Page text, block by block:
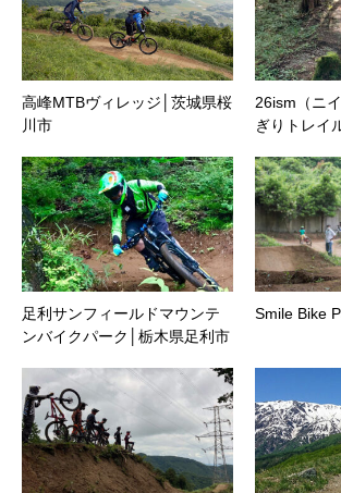
高峰MTBヴィレッジ│茨城県桜
川市
26ism（ニ
ぎりトレイ
足利サンフィールドマウンテ
ンバイクパーク│栃木県足利市
Smile Bike